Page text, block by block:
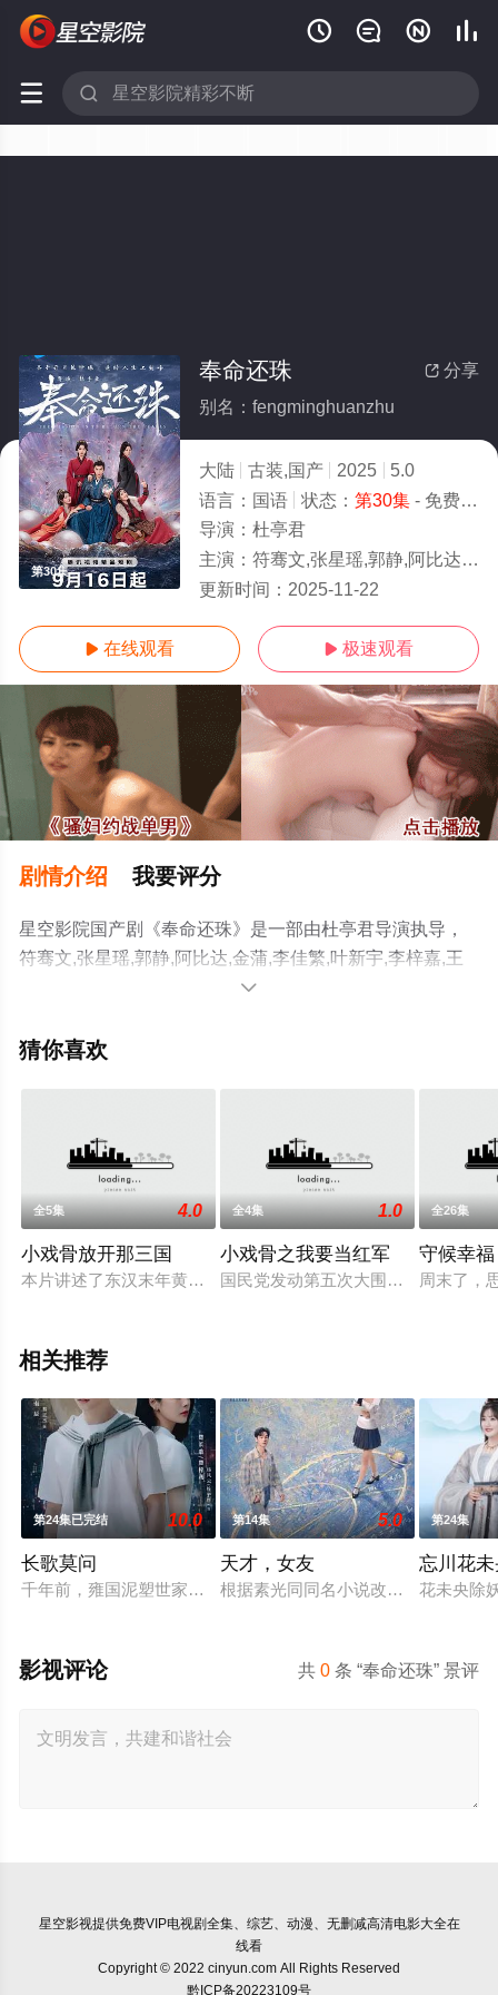
   
 
第30集
 分享
奉命还珠
别名：fengminghuanzhu
大陆 古装,国产 2025
5.0
语言： 国语 状态： 第30集- 免费在线观看
导演： 杜亭君
主演： 符骞文,张星瑶,郭静,阿比达,金蒲,李佳繁,叶新宇,李梓嘉,王培根,董
更新时间： 2025-11-22
 在线观看  极速观看
剧情介绍 我要评分
星空影院国产剧《奉命还珠》是一部由杜亭君导演执导，
符骞文,张星瑶,郭静,阿比达,金蒲,李佳繁,叶新宇,李梓嘉,王
培根,董小白,白锦程,黄伟等演员精彩演绎的大陆电视剧，手
更多相关信息可移步至豆瓣电视剧、电视猫或剧情网等平

猜你喜欢
全5集 4.0
小戏骨放开那三国
本片讲述了东汉末年黄巾起义，董卓称霸朝纲，荼毒天下，曹
全4集 1.0
小戏骨之我要当红军
国民党发动第五次大围剿，红军被
全26集
守候幸福
周末了，
相关推荐
第24集已完结 10.0
长歌莫问
千年前，雍国泥塑世家楚门因进贡的“十二生肖”离奇流血炸裂
第14集 5.0
天才，女友
根据素光同同名小说改编。江逾白长
第24集
忘川花
花未央除
共0 条 “奉命还珠” 景评
影视评论
星空影视提供免费VIP电视剧全集、综艺、动漫、无删减高清电影大全在
线看
Copyright © 2022 cinyun.com All Rights Reserved
黔ICP备20223109号